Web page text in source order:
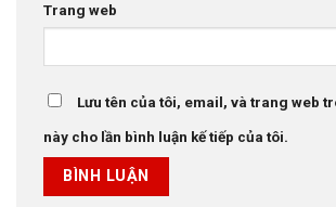
Trang web
Lưu tên của tôi, email, và trang web
này cho lần bình luận kế tiếp của tôi.